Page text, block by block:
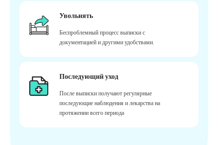
Увольнять
Беспроблемный процесс выписки с
документацией и другими удобствами.
Последующий уход
После выписки получают регулярные
последующие наблюдения и лекарства на
протяжении всего периода